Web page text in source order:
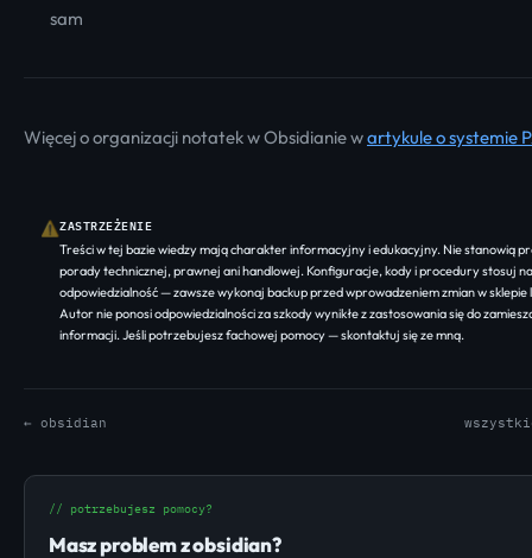
sam
Więcej o organizacji notatek w Obsidianie wartykule o systemie
⚠ZASTRZEŻENIE
Treści w tej bazie wiedzy mają charakter informacyjny i edukacyjny. Nie stanowią
porady technicznej, prawnej ani handlowej. Konfiguracje, kody i procedury stosuj
odpowiedzialność — zawsze wykonaj backup przed wprowadzeniem zmian w sklepie
Autor nie ponosi odpowiedzialności za szkody wynikłe z zastosowania się do
informacji. Jeśli potrzebujesz fachowej pomocy —skontaktuj się ze mną.
← obsidian
// potrzebujesz pomocy?
Masz problem z obsidian?